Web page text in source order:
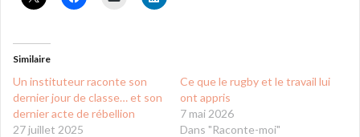
Similaire
Un instituteur raconte son
dernier jour de classe… et son
dernier acte de rébellion
27 juillet 2025
Ce que le rugby et le travail lui
ont appris
7 mai 2026
Dans "Raconte-moi"